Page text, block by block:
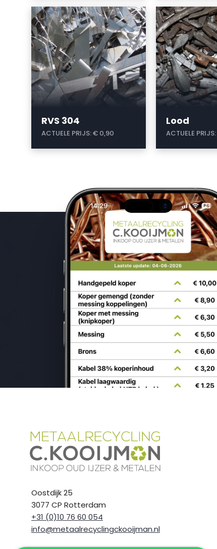
RVS 304
ACTUELE PRIJS:€ 0,90
a
Lood
ACTUELE PRIJS:
a
Oostdijk 25
3077 CP Rotterdam
+31 (0)10 76 60 054
info@metaalrecyclingckooijman.nl